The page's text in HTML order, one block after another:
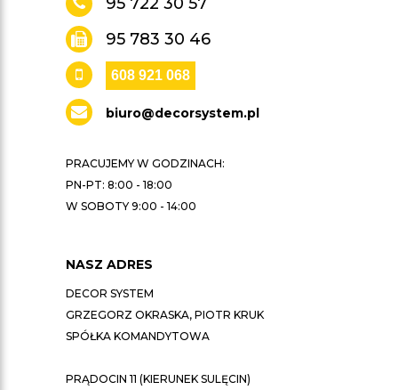
95 783 30 46
608 921 068
biuro@decorsystem.pl
PRACUJEMY W GODZINACH:
PN-PT: 8:00 - 18:00
W SOBOTY 9:00 - 14:00
NASZ ADRES
DECOR SYSTEM
GRZEGORZ OKRASKA, PIOTR KRUK
SPÓŁKA KOMANDYTOWA
PRĄDOCIN 11 (KIERUNEK SULĘCIN)